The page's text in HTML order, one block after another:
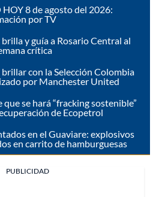
8 de agosto del 2026:
por TV
y guía a Rosario Central al
crítica
brillar con la Selección Colombia
por Manchester United
que se hará “fracking sostenible”
de Ecopetrol
en el Guaviare: explosivos
en carrito de hamburguesas
PUBLICIDAD